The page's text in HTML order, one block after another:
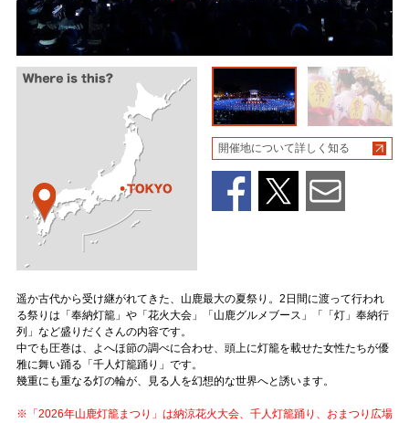
開催地について詳しく知る
遥か古代から受け継がれてきた、山鹿最大の夏祭り。2日間に渡って行われ
る祭りは「奉納灯籠」や「花火大会」「山鹿グルメブース」「「灯」奉納行
列」など盛りだくさんの内容です。
中でも圧巻は、よへほ節の調べに合わせ、頭上に灯籠を載せた女性たちが優
雅に舞い踊る「千人灯籠踊り」です。
幾重にも重なる灯の輪が、見る人を幻想的な世界へと誘います。
※「2026年山鹿灯籠まつり」は納涼花火大会、千人灯籠踊り、おまつり広場